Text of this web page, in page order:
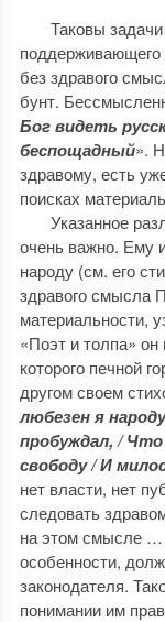
Таковы задачи
поддерживающего
без здравого
бунт.
Бог видеть
беспощадный».
здравому, есть
поисках
Указанное
очень важно. Ему
народу (см. его
здравого смысла
материальности,
«Поэт и толпа»
которого печной
другом своем
любезен я
пробуждал, /
свободу / И
нет власти, нет
следовать
на этом смысле …
особенности,
законодателя.
понимании им